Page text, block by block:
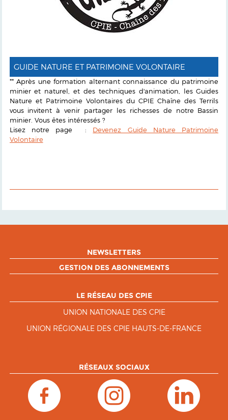
GUIDE NATURE ET PATRIMOINE VOLONTAIRE
** Après une formation alternant connaissance du patrimoine
minier et naturel, et des techniques d'animation, les Guides
Nature et Patrimoine Volontaires du CPIE Chaîne des Terrils
vous invitent à venir partager les richesses de notre Bassin
minier. Vous êtes intéressés ?
Lisez notre page : Devenez Guide Nature Patrimoine
Volontaire
NEWSLETTERS
GESTION DES ABONNEMENTS
LE RÉSEAU DES CPIE
UNION NATIONALE DES CPIE
UNION RÉGIONALE DES CPIE HAUTS-DE-FRANCE
RÉSEAUX SOCIAUX